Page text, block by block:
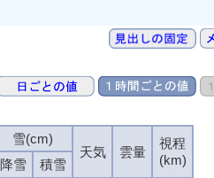
雪(cm)
天気
雲量
視程
(km)
降雪
積雪